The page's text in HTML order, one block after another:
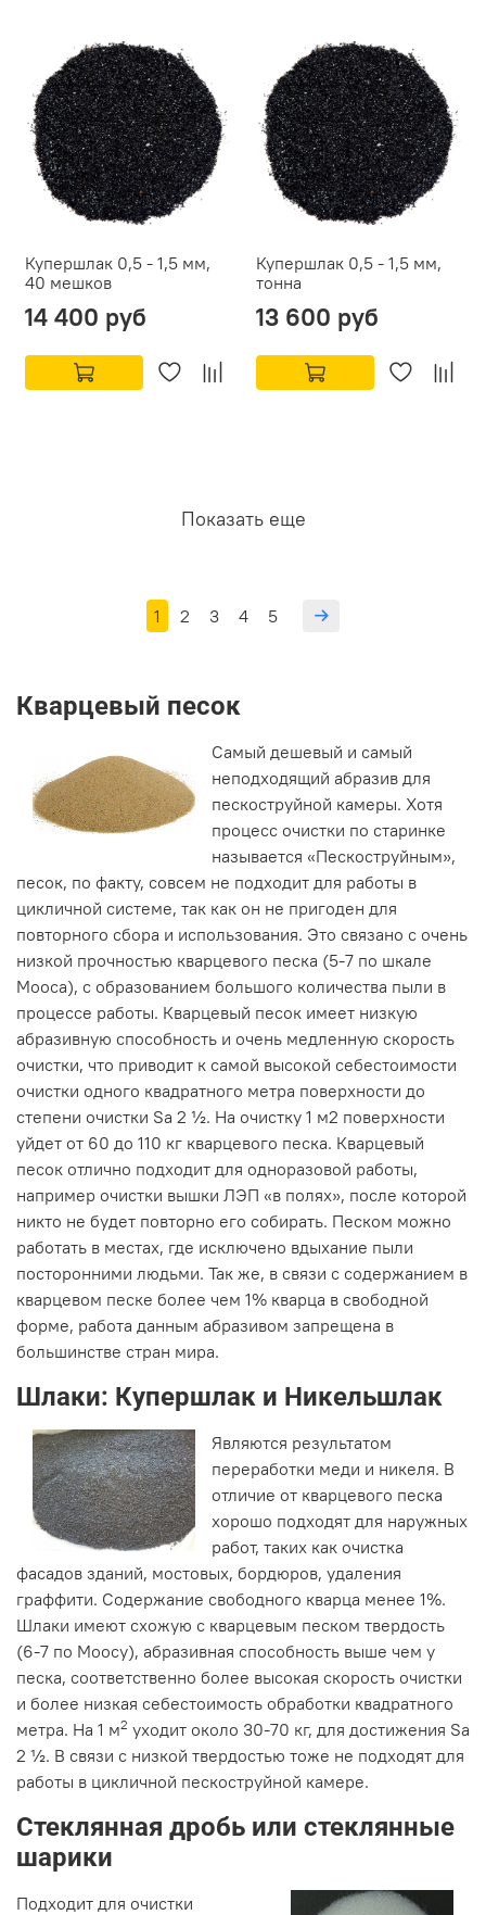
Купершлак 0,5 - 1,5 мм,
40 мешков
14 400 руб
Купершлак 0,5 - 1,5 мм,
тонна
13 600 руб
Показать еще
1 2 3 4 5
Кварцевый песок
Самый дешевый и самый
неподходящий абразив для
пескоструйной камеры. Хотя
процесс очистки по старинке
называется «Пескоструйным»,
песок, по факту, совсем не подходит для работы в
цикличной системе, так как он не пригоден для
повторного сбора и использования. Это связано с очень
низкой прочностью кварцевого песка (5-7 по шкале
Мооса), с образованием большого количества пыли в
процессе работы. Кварцевый песок имеет низкую
абразивную способность и очень медленную скорость
очистки, что приводит к самой высокой себестоимости
очистки одного квадратного метра поверхности до
степени очистки Sa 2 ½. На очистку 1 м2 поверхности
уйдет от 60 до 110 кг кварцевого песка. Кварцевый
песок отлично подходит для одноразовой работы,
например очистки вышки ЛЭП «в полях», после которой
никто не будет повторно его собирать. Песком можно
работать в местах, где исключено вдыхание пыли
посторонними людьми. Так же, в связи с содержанием в
кварцевом песке более чем 1% кварца в свободной
форме, работа данным абразивом запрещена в
большинстве стран мира.
Шлаки: Купершлак и Никельшлак
Являются результатом
переработки меди и никеля. В
отличие от кварцевого песка
хорошо подходят для наружных
работ, таких как очистка
фасадов зданий, мостовых, бордюров, удаления
граффити. Содержание свободного кварца менее 1%.
Шлаки имеют схожую с кварцевым песком твердость
(6-7 по Моосу), абразивная способность выше чем у
песка, соответственно более высокая скорость очистки
и более низкая себестоимость обработки квадратного
метра. На 1 м2 уходит около 30-70 кг, для достижения Sa
2 ½. В связи с низкой твердостью тоже не подходят для
работы в цикличной пескоструйной камере.
Стеклянная дробь или стеклянные
шарики
Подходит для очистки